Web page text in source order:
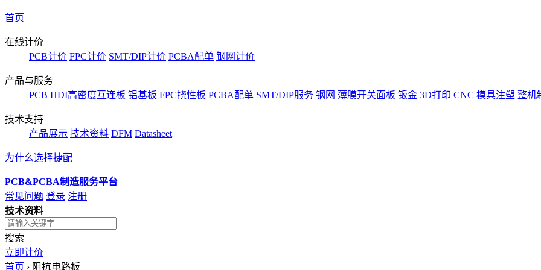
首页
在线计价
PCB计价 FPC计价 SMT/DIP计价 PCBA配单 钢网计价
产品与服务
PCB HDI高密度互连板 铝基板 FPC挠性板 PCBA配单 SMT/DIP服务 钢网 薄膜开关面板 钣金 3D打印 CNC 模具注塑 整机
技术支持
产品展示 技术资料 DFM Datasheet
为什么选择捷配
PCB&PCBA制造服务平台
常见问题 登录 注册
技术资料
搜索
立即计价
首页 › 阻抗电路板